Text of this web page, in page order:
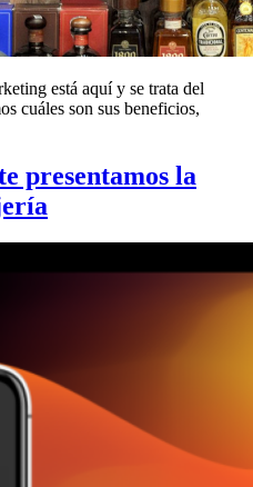
está aquí y se trata del
cuáles son sus beneficios,
presentamos la